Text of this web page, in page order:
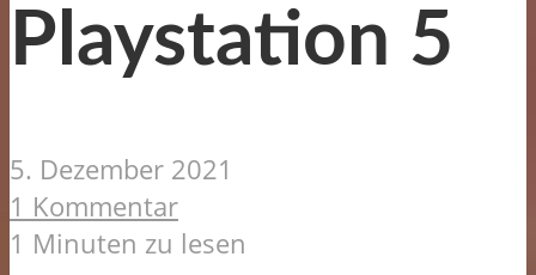
Playstation 5
5. Dezember 2021
1 Kommentar
1 Minuten zu lesen